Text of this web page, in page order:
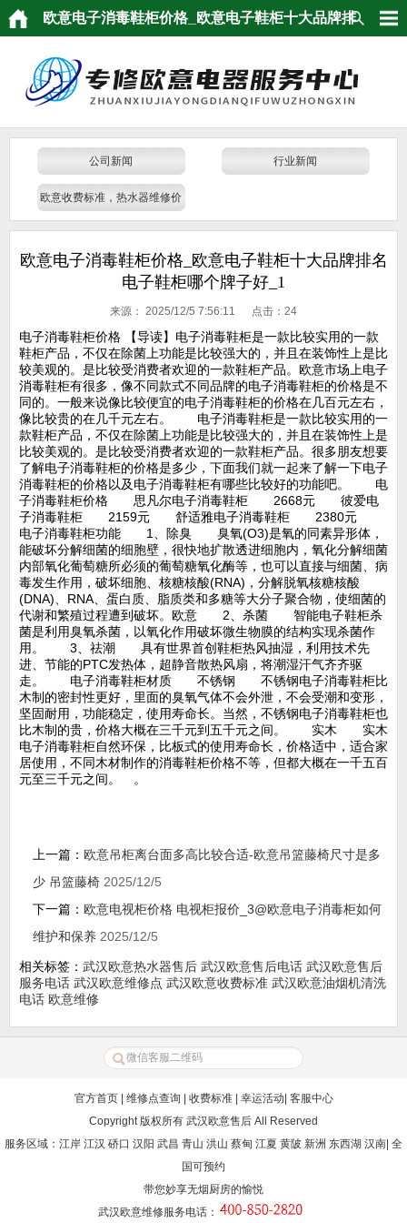
欧意电子消毒鞋柜价格_欧意电子鞋柜十大品牌排
公司新闻 行业新闻
欧意收费标准，热水器维修价
欧意电子消毒鞋柜价格_欧意电子鞋柜十大品牌排名
电子鞋柜哪个牌子好_1
来源： 2025/12/5 7:56:11 点击： 24
电子消毒鞋柜价格 【导读】电子消毒鞋柜是一款比较实用的一款
鞋柜产品，不仅在除菌上功能是比较强大的，并且在装饰性上是比
较美观的。是比较受消费者欢迎的一款鞋柜产品。欧意市场上电子
消毒鞋柜有很多，像不同款式不同品牌的电子消毒鞋柜的价格是不
同的。一般来说像比较便宜的电子消毒鞋柜的价格在几百元左右，
像比较贵的在几千元左右。 电子消毒鞋柜是一款比较实用的一
款鞋柜产品，不仅在除菌上功能是比较强大的，并且在装饰性上是
比较美观的。是比较受消费者欢迎的一款鞋柜产品。很多朋友想要
了解电子消毒鞋柜的价格是多少，下面我们就一起来了解一下电子
消毒鞋柜的价格以及电子消毒鞋柜有哪些比较好的功能吧。 电
子消毒鞋柜价格 思凡尔电子消毒鞋柜 2668元 彼爱电
子消毒鞋柜 2159元 舒适雅电子消毒鞋柜 2380元
电子消毒鞋柜功能 1、除臭 臭氧(O3)是氧的同素异形体，
能破坏分解细菌的细胞壁，很快地扩散透进细胞内，氧化分解细菌
内部氧化葡萄糖所必须的葡萄糖氧化酶等，也可以直接与细菌、病
毒发生作用，破坏细胞、核糖核酸(RNA)，分解脱氧核糖核酸
(DNA)、RNA、蛋白质、脂质类和多糖等大分子聚合物，使细菌的
代谢和繁殖过程遭到破坏。欧意 2、杀菌 智能电子鞋柜杀
菌是利用臭氧杀菌，以氧化作用破坏微生物膜的结构实现杀菌作
用。 3、祛潮 具有世界首创鞋柜热风抽湿，利用技术先
进、节能的PTC发热体，超静音散热风扇，将潮湿汗气齐齐驱
走。 电子消毒鞋柜材质 不锈钢 不锈钢电子消毒鞋柜比
木制的密封性更好，里面的臭氧气体不会外泄，不会受潮和变形，
坚固耐用，功能稳定，使用寿命长。当然，不锈钢电子消毒鞋柜也
比木制的贵，价格大概在三千元到五千元之间。 实木 实木
电子消毒鞋柜自然环保，比板式的使用寿命长，价格适中，适合家
居使用，不同木材制作的消毒鞋柜价格不等，但都大概在一千五百
元至三千元之间。 。
上一篇： 欧意吊柜离台面多高比较合适-欧意吊篮藤椅尺寸是多
少 吊篮藤椅 2025/12/5
下一篇： 欧意电视柜价格 电视柜报价_3@欧意电子消毒柜如何
维护和保养 2025/12/5
相关标签： 武汉欧意热水器售后 武汉欧意售后电话 武汉欧意售后
服务电话 武汉欧意维修点 武汉欧意收费标准 武汉欧意油烟机清洗
电话 欧意维修
官方首页| 维修点查询 收费标准| 幸运活动 客服中心
Copyright 版权所有 武汉欧意售后 All Reserved
服务区域：江岸 江汉 硚口 汉阳 武昌 青山 洪山 蔡甸 江夏 黄陂 新洲 东西湖 汉南| 全
国可预约
带您妙享无烟厨房的愉悦
武汉欧意维修服务电话 ：